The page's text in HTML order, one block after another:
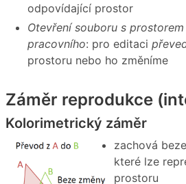
odpovídající prostor
Otevření souboru s
pracovního: pro editaci
prostoru nebo ho změníme
Záměr reprodukce
Kolorimetrický záměr
zachová
které lze
prostoru